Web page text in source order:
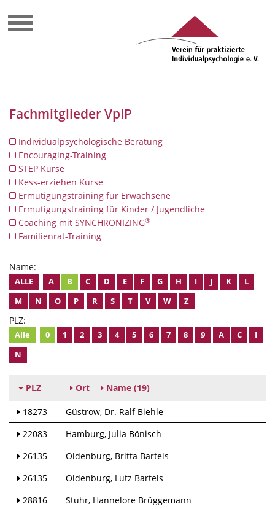
Fachmitglieder VpIP
Individualpsychologische Beratung
Encouraging-Training
STEP Kurse
Kess-erziehen Kurse
Ermutigungstraining für Erwachsene
Ermutigungstraining für Kinder / Jugendliche
Coaching mit SYNCHRONIZING®
Familienrat-Training
Name:
ALLE A B C D E F G H I J K
L
M
N O P R S T V W Z
PLZ:
Alle 0 1 2 3 4 5 6 7 8 9 A C
I
N
PLZ Ort Name (19)
18273 Güstrow Dr. Ralf Biehle
22083
Hamburg Julia Bönisch
26135
Oldenburg Britta Bartels
26135
Oldenburg Lutz Bartels
28816
Stuhr Hannelore Brüggemann